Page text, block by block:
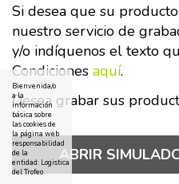
Si desea que su
nuestro servicio de
y/o indíquenos el texto
Condiciones aquí.
Desea grabar sus
ABRIR
Bienvenida/o
a la
información
básica sobre
las cookies de
la página web
responsabilidad
de la
entidad: Logistica
del Trofeo